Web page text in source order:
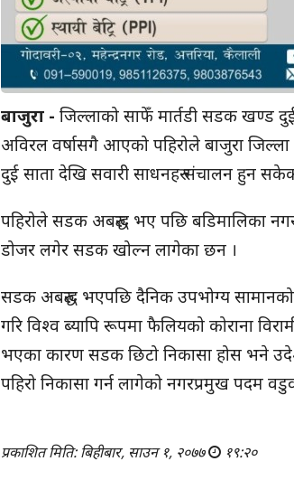
बाजुरा - जिल्लाको साफेँ मार्तडी सडक खण्ड
अविरल वर्षासगै आएको पहिरोले बाजुरा
दुई साता देखि सवारी साधनहरु संचालन हुन
पहिरोले सडक अबरुद्ध भए पछि बडिमालिका
डोजर लगेर सडक खोल्न लागेका छन ।
सडक अबरुद्ध भएपछि दैनिक उपभोग्य सामानको
गरि विश्व ब्यापि रूपमा फैलियको कोराना
भएका कारण सडक छिटो निकासा होस भने
पहिरो निकासा गर्न लागेको नगरप्रमुख पदम
प्रकाशित मिति: बिहीबार, साउन १, २०७७ १९:२०